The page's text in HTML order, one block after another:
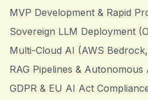
MVP Development & Rapid
Sovereign LLM Deployment
Multi-Cloud AI (AWS
RAG Pipelines & Autonomous
GDPR & EU AI Act